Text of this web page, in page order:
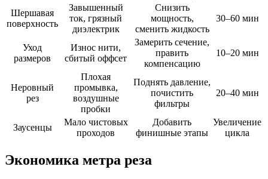
Шершавая
поверхность
Завышенный
ток, грязный
диэлектрик
Снизить
мощность,
сменить жидкость
30–60 мин
Уход
размеров
Износ нити,
сбитый оффсет
Замерить сечение,
править
компенсацию
10–20 мин
Неровный
рез
Плохая
промывка,
воздушные
пробки
Поднять давление,
почистить
фильтры
20–40 мин
Заусенцы
Мало чистовых
проходов
Добавить
финишные этапы
Увеличение
цикла
Экономика метра реза